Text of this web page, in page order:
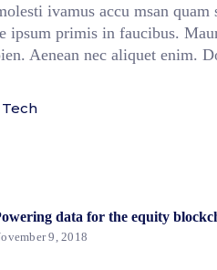
ivamus accu msan
ipsum primis in faucibus.
Aenean nec aliquet enim.
Tech
data for the equity
9, 2018